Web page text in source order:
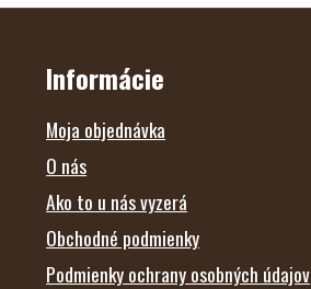
Z
Informácie
Moja objednávka
O nás
Ako to u nás vyzerá
Obchodné podmienky
Podmienky ochrany osobných údajov